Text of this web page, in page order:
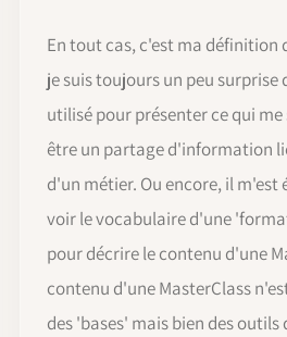
En tout cas, c'est ma définition
je suis toujours un peu surprise
utilisé pour présenter ce qui
être un partage d'information
d'un métier. Ou encore, il m'est
voir le vocabulaire d'une
pour décrire le contenu d'une
contenu d'une MasterClass
des 'bases' mais bien des outils